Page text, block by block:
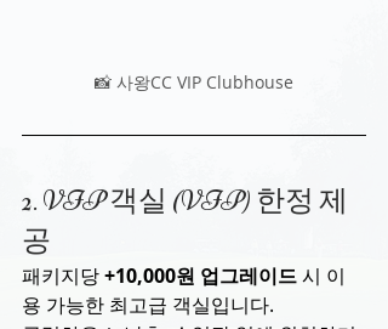
📸 사왕CC VIP Clubhouse
2. VIP 객실 (VIP) 한정 제
공
패키지당 +10,000원 업그레이드 시 이
용 가능한 최고급 객실입니다.